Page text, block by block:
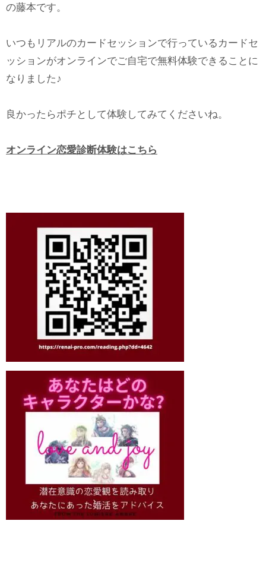
の藤本です。
いつもリアルのカードセッションで行っているカードセ
ッションがオンラインでご自宅で無料体験できることに
なりました♪
良かったらポチとして体験してみてくださいね。
オンライン恋愛診断体験はこちら